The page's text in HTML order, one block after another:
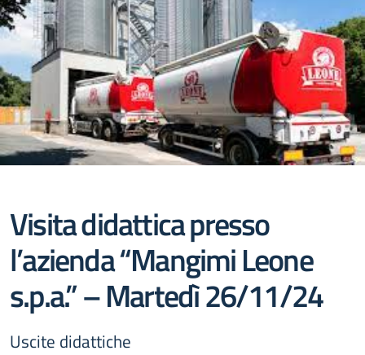
Visita didattica presso
l’azienda “Mangimi Leone
s.p.a.” – Martedì 26/11/24
Uscite didattiche